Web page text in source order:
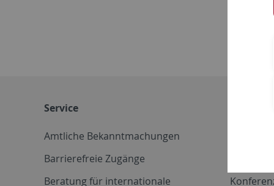
Service
Amtliche Bekanntmachungen
Barrierefreie Zugänge
Beratung für internationale